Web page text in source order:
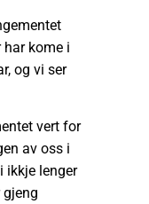
kome i
og vi ser
vert for
av oss i
ikkje lenger